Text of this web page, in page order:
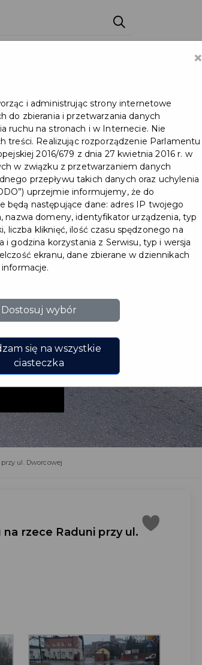
ul. Dworcowej
rzece Raduni przy ul.
×
i administrując strony internetowe
do zbierania i przetwarzania danych
ruchu na stronach i w Internecie. Nie
treści. Realizując rozporządzenie Parlamentu
2016/679 z dnia 27 kwietnia 2016 r. w
w związku z przetwarzaniem danych
przepływu takich danych oraz uchylenia
uprzejmie informujemy, że do
będą następujące dane: adres IP twojego
nazwa domeny, identyfikator urządzenia, typ
liczba kliknięć, ilość czasu spędzonego na
godzina korzystania z Serwisu, typ i wersja
ekranu, dane zbierane w dziennikach
Dostosuj wybór
się na wszystkie
ciasteczka